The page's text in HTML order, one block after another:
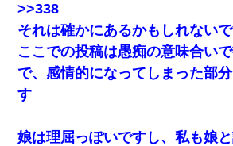
>>338
それは確かにあるかもしれない
ここでの投稿は愚痴の意味合い
で、感情的になってしまった部
す
娘は理屈っぽいですし、私も娘